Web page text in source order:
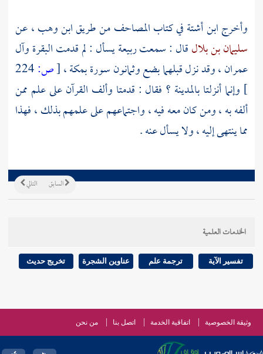
وأخرجابن أشتةفي كتاب المصاحف من طريقابن وهب ،عن
سليمان بن بلالقال : سمعتربيعةيسأل : لم قدمت البقرة وآل
عمران ، وقد نزل قبلهما بضع وثمانون سورةبمكة ،[ص:224
] وإنما أنزلتابالمدينة ؟ فقال : قدمتا وألف القرآن على علم ممن
ألفه به ، ومن كان معه فيه ، واجتماعهم على علمهم بذلك ، فهذا
مما ينتهى إليه ، ولا يسأل عنه .
التالي السابق
الخدمات العلمية
تفسير الآية ترجمة علم عناوين الشجرة تخريج حديث
وثيقة الخصوصية اتفاقية الخدمة اتصل بنا من نحن